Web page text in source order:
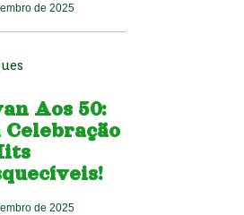
de 2025
Aos 50:
Celebração
de 2025